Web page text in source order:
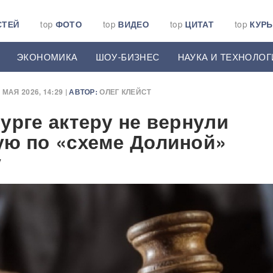
top ФОТО top ВИДЕО top ЦИТАТ top
ЭКОНОМИКА ШОУ-БИЗНЕС НАУКА И
МАЯ 2026, 14:29 |АВТОР: ОЛЕГ КЛЕЙСТ
актеру не вернули
по «схеме Долиной»